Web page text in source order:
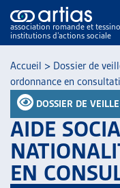
association romande et
institutions d’actions sociale
NOS PUBLICATIONS
Accueil > Dossier de
ordonnance en
DOSSIER DE VEILLE
AIDE
EN